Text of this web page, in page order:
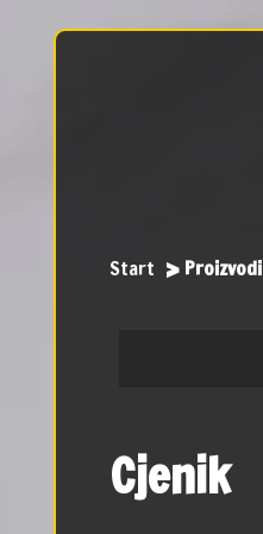
Start Proizvodi
Cjenik